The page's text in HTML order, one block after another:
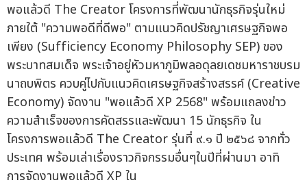
พอแล้วดี The Creator โครงการที่พัฒนานักธุรกิจรุ่นใหม่
ภายใต้ "ความพอดีที่ดีพอ" ตามแนวคิดปรัชญาเศรษฐกิจพอ
เพียง (Sufficiency Economy Philosophy SEP) ของ
พระบาทสมเด็จ พระเจ้าอยู่หัวมหาภูมิพลอดุลยเดชมหาราชบรม
นาถบพิตร ควบคู่ไปกับแนวคิดเศรษฐกิจสร้างสรรค์ (Creative
Economy) จัดงาน "พอแล้วดี XP 2568" พร้อมแถลงข่าว
ความสำเร็จของการคัดสรรและพัฒนา 15 นักธุรกิจ ใน
โครงการพอแล้วดี The Creator รุ่นที่ ๙.๑ ปี ๒๕๖๘ จากทั่ว
ประเทศ พร้อมเล่าเรื่องราวกิจกรรมอื่นๆในปีที่ผ่านมา อาทิ
การจัดงานพอแล้วดี XP ใน